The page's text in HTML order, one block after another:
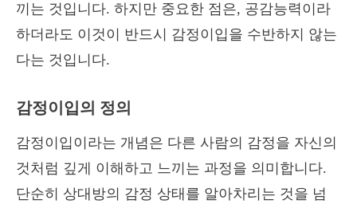
끼는 것입니다. 하지만 중요한 점은, 공감능력이라
하더라도 이것이 반드시 감정이입을 수반하지 않는
다는 것입니다.
감정이입의 정의
감정이입이라는 개념은 다른 사람의 감정을 자신의
것처럼 깊게 이해하고 느끼는 과정을 의미합니다.
단순히 상대방의 감정 상태를 알아차리는 것을 넘